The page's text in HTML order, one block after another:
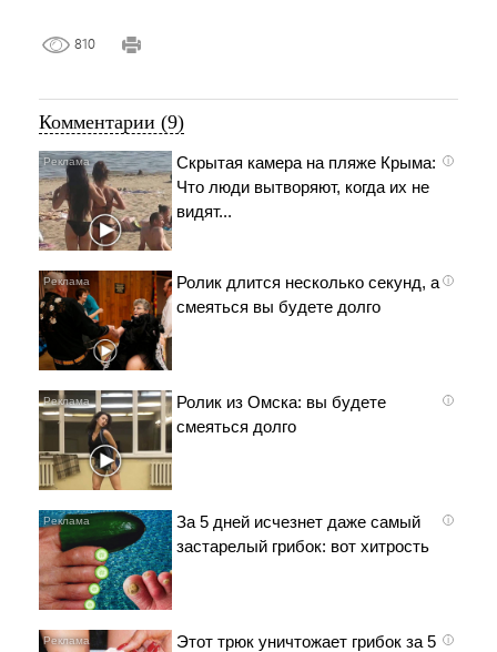
810
Комментарии (9)
i
Скрытая камера на пляже Крыма:
Что люди вытворяют, когда их не
видят...
i
Ролик длится несколько секунд, а
смеяться вы будете долго
i
Ролик из Омска: вы будете
смеяться долго
i
За 5 дней исчезнет даже самый
застарелый грибок: вот хитрость
i
Этот трюк уничтожает грибок за 5